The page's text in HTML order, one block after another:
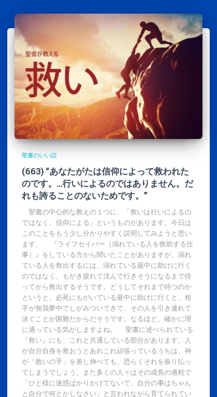
聖書のいい話
(663) “あなたがたは信仰によって救われた
のです。…行いによるのではありません。だ
れも誇ることのないためです。”
聖書の中心的な教えの１つに、「救いは行いによるの
ではなく、信仰による」というものがあります。今日は
このことをもう少し分かりやすく説明してみようと思い
ます。 『ライフセイバー（溺れている人を救助する仕
事）』をしている方から聞いたことがありますが、溺れ
ている人を救出するには、溺れている最中に助けに行く
のではなく、もがき疲れて沈んで行きそうになるまで待
ってから救出するそうです。どうしてそれまで待つのか
というと、必死にもがいている最中に助けに行くと、相
手が無我夢中でしがみついてきて、その人を引き連れて
泳ぐことが困難だからだそうです。なるほど、確かに理
に適っている気がしますよね。 聖書に述べられている
『救い』にも、これと共通している部分があります。人
が自分自身を救おうとあれこれ頑張っているうちは、神
が「救いの手」を差し伸べても、恐らくそれを振り払っ
てしまうでしょう。また多くの人々はその成長の過程で
「ひと様に迷惑ばかりかけてないで、自分の事はちゃん
と自分で何とかしなさい」と言われながら育てられてい